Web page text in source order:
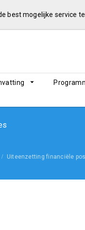
best mogelijke service
Uiteenzetting financiële